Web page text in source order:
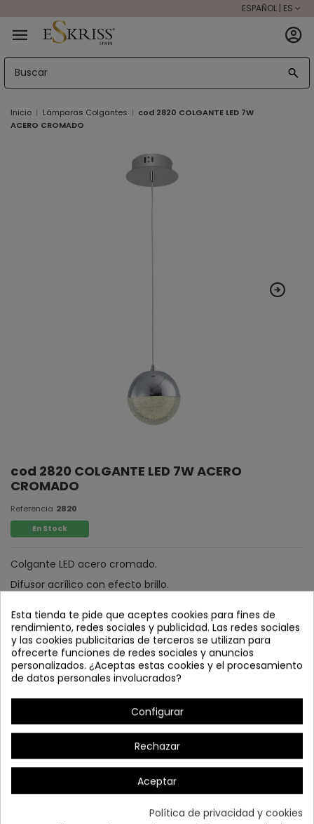
ESPAÑOL | ES
Inicio Lámparas Colgantes
cod 2820 COLGANTE LED 7W
ACERO CROMADO
cod 2820 COLGANTE LED 7W ACERO
CROMADO
Referencia 2820
En Stock
Colgante LED acero cromado.
Difusor acrílico con efecto brillo.
Detalles del producto
Esta tienda te pide que aceptes cookies para fines de
rendimiento, redes sociales y publicidad. Las redes sociales
y las cookies publicitarias de terceros se utilizan para
ofrecerte funciones de redes sociales y anuncios
personalizados. ¿Aceptas estas cookies y el procesamiento
de datos personales involucrados?
Configurar
Rechazar
Aceptar
Política de privacidad y cookies